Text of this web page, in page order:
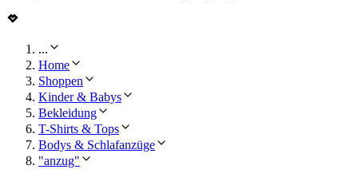
...
Home
Shoppen
Kinder & Babys
Bekleidung
T-Shirts & Tops
Bodys & Schlafanzüge
"anzug"